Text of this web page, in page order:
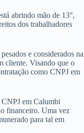
abrindo mão de 13°,
dos trabalhadores
e considerados na
cliente. Visando que o
como CNPJ em
em Calumbi
financeiro. Uma vez
para tal em